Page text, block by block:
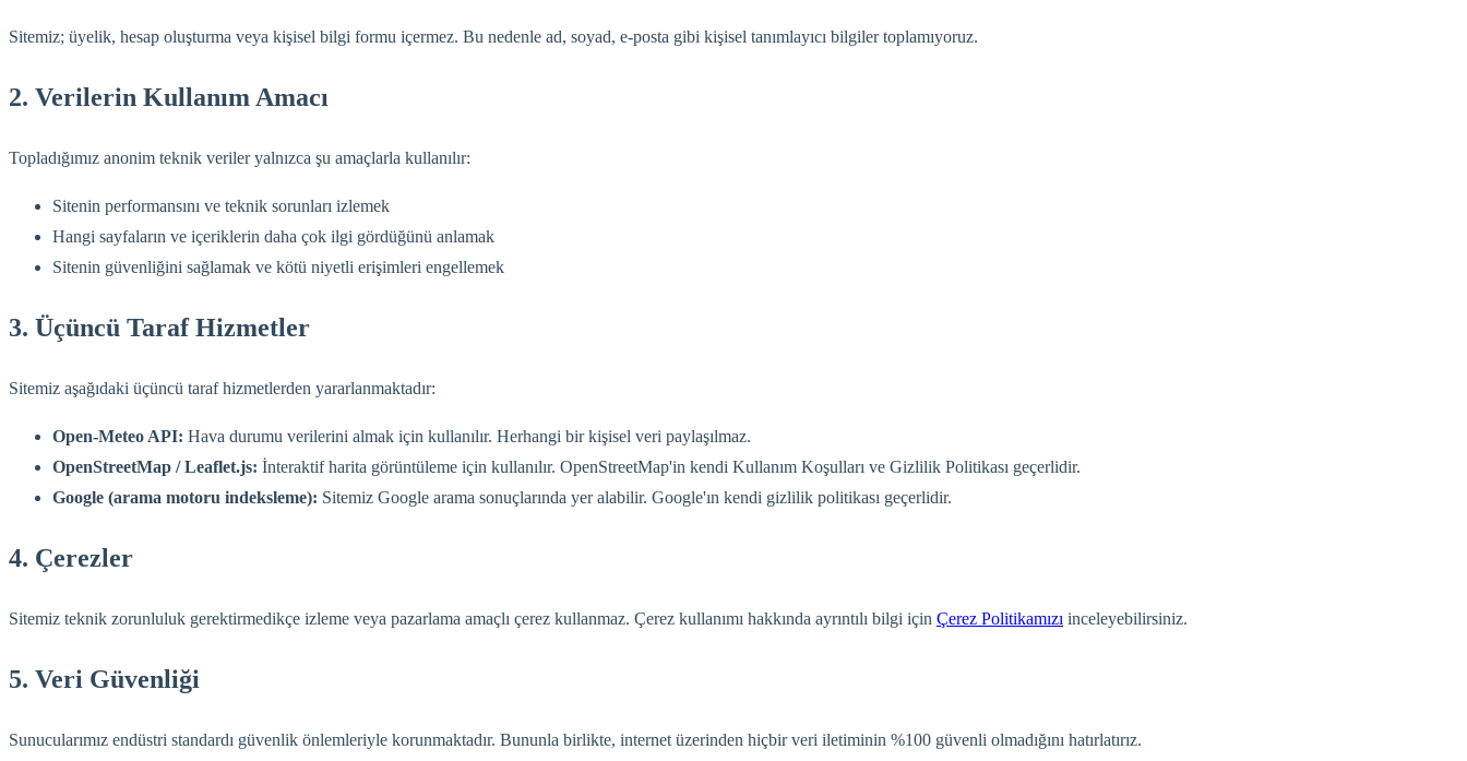
Sitemiz; üyelik, hesap oluşturma veya kişisel bilgi formu içermez. Bu nedenle ad, soyad, e-posta gibi kişisel tanımlayıcı bilgiler toplamıyoruz.
2. Verilerin Kullanım Amacı
Topladığımız anonim teknik veriler yalnızca şu amaçlarla kullanılır:
Sitenin performansını ve teknik sorunları izlemek
Hangi sayfaların ve içeriklerin daha çok ilgi gördüğünü anlamak
Sitenin güvenliğini sağlamak ve kötü niyetli erişimleri engellemek
3. Üçüncü Taraf Hizmetler
Sitemiz aşağıdaki üçüncü taraf hizmetlerden yararlanmaktadır:
Open-Meteo API: Hava durumu verilerini almak için kullanılır. Herhangi bir kişisel veri paylaşılmaz.
OpenStreetMap / Leaflet.js: İnteraktif harita görüntüleme için kullanılır. OpenStreetMap'in kendi Kullanım Koşulları ve Gizlilik Politikası geçerlidir.
Google (arama motoru indeksleme): Sitemiz Google arama sonuçlarında yer alabilir. Google'ın kendi gizlilik politikası geçerlidir.
4. Çerezler
Sitemiz teknik zorunluluk gerektirmedikçe izleme veya pazarlama amaçlı çerez kullanmaz. Çerez kullanımı hakkında ayrıntılı bilgi için Çerez Politikamızı inceleyebilirsiniz.
5. Veri Güvenliği
Sunucularımız endüstri standardı güvenlik önlemleriyle korunmaktadır. Bununla birlikte, internet üzerinden hiçbir veri iletiminin %100 güvenli olmadığını hatırlatırız.